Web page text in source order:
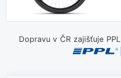
Dopravu v ČR zajišťuje